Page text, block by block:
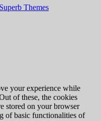
Superb Themes
your experience while
of these, the cookies
stored on your browser
of basic functionalities of